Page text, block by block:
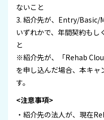
ないこと
3. 紹介先が、Entry/
いずれかで、年間契約もし
と
※紹介先が、「Rehab
を申し込んだ場合、本キャ
す。
<注意事項>
紹介先の法人が、現在